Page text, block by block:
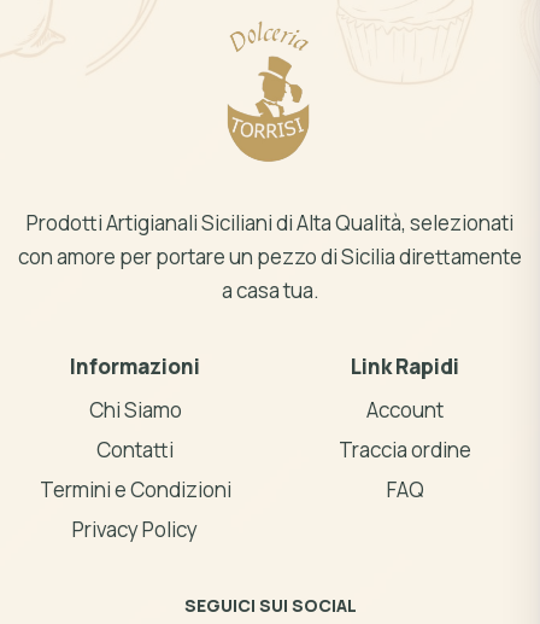
Prodotti Artigianali Siciliani di Alta Qualità, selezionati
con amore per portare un pezzo di Sicilia direttamente
a casa tua.
Informazioni
Chi Siamo
Contatti
Termini e Condizioni
Privacy Policy
Link Rapidi
Account
Traccia ordine
FAQ
SEGUICI SUI SOCIAL